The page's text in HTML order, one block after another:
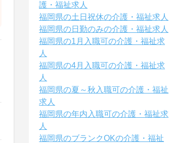
護・福祉求人
福岡県の土日祝休の介護・福祉求人
福岡県の日勤のみの介護・福祉求人
福岡県の1月入職可の介護・福祉求
人
福岡県の4月入職可の介護・福祉求
人
福岡県の夏～秋入職可の介護・福祉
求人
福岡県の年内入職可の介護・福祉求
人
福岡県のブランクOKの介護・福祉